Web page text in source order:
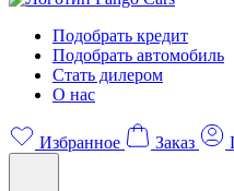
Подобрать кредит
Подобрать автомобиль
Стать дилером
О нас
Избранное Заказ